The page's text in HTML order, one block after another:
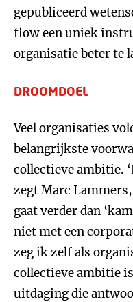
gepubliceerd
flow een uniek
organisatie beter te
DROOMDOEL
Veel organisaties
belangrijkste
collectieve ambitie.
zegt Marc
gaat verder dan
niet met een
zeg ik zelf als
collectieve ambitie
uitdaging die